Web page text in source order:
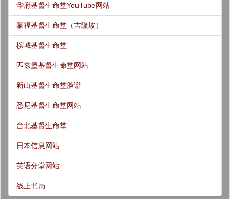
华府基督生命堂YouTube网站
蒙福基督生命堂（吉隆坡）
槟城基督生命堂
匹兹堡基督生命堂网站
新山基督生命堂脸谱
悉尼基督生命堂网站
台北基督生命堂
日本信息网站
英语分堂网站
线上书局